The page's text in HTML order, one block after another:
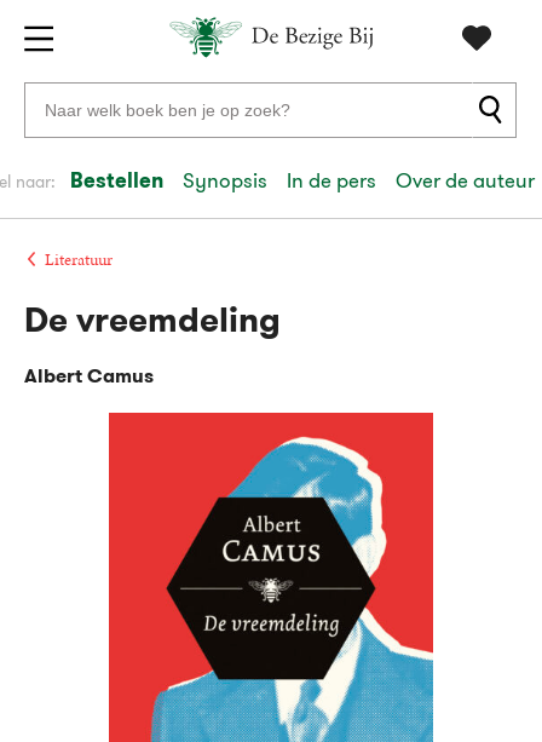
Gratis
verzending
vanaf
20
euro
Voor
23:59
volgendein
Veilig
Gratis
Zoeken
naar
auteurs
en
uitgevers
naar: Bestellen Synopsis In de pers Over de auteur
Literatuur
De vreemdeling
Albert Camus